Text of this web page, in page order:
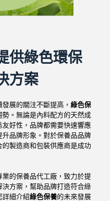
供綠色環保
方案
發展的關注不斷提高，綠色保
。無論是內料配方的天然成
好性，品牌都需要快速響應
品牌形象。對於保養品品牌
製造商和包裝供應商是成功
業的保養品代工廠，致力於提
方案，幫助品牌打造符合綠
詳細介紹綠色保養的未來發展